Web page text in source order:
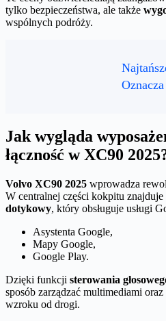
tylko bezpieczeństwa, ale także
wspólnych podróży.
Jak wygląda
łączność w XC90
Volvo XC90 2025 wprowadza
W centralnej części kokpitu znajduje
dotykowy, który obsługuje usługi
Asystenta Google,
Mapy Google,
Google Play.
Dzięki funkcji sterowania
sposób zarządzać multimediami
wzroku od drogi.